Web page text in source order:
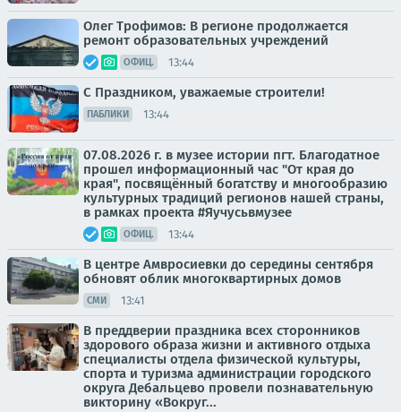
Олег Трофимов: В регионе продолжается
ремонт образовательных учреждений
ОФИЦ. 13:44
С Праздником, уважаемые строители!
ПАБЛИКИ 13:44
07.08.2026 г. в музее истории пгт. Благодатное
прошел информационный час "От края до
края", посвящённый богатству и многообразию
культурных традиций регионов нашей страны,
в рамках проекта #Яучусьвмузее
ОФИЦ. 13:44
В центре Амвросиевки до середины сентября
обновят облик многоквартирных домов
СМИ 13:41
В преддверии праздника всех сторонников
здорового образа жизни и активного отдыха
специалисты отдела физической культуры,
спорта и туризма администрации городского
округа Дебальцево провели познавательную
викторину «Вокруг...